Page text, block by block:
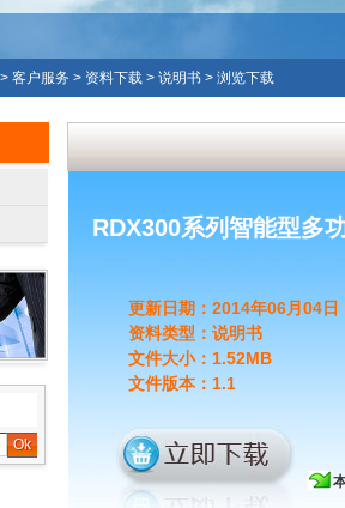
> 客户服务 > 资料下载 > 说明书 > 浏览下载
RDX300系列智能型多
更新日期：2014年06月04日
资料类型：说明书
文件大小：1.52MB
文件版本：1.1